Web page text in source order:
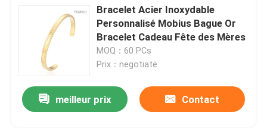
Nouveau en stock
Ensemble de bijoux d'acier inoxydable
Bracelet Acier Inoxydable
Personnalisé Mobius Bague Or
Bracelet Cadeau Fête des Mères
MOQ：60 PCs
Prix：negotiate
meilleur prix Contact